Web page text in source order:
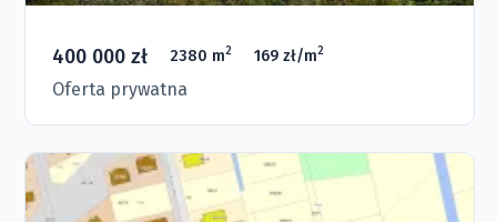
400 000 zł 2380 m2 169 zł/m2
Oferta prywatna